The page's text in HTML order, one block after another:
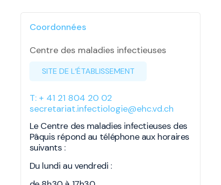
Coordonnées
Centre des maladies infectieuses
SITE DE L’ÉTABLISSEMENT
T: + 41 21 804 20 02
secretariat.infectiologie@ehc.vd.ch
Le Centre des maladies infectieuses des
Pâquis répond au téléphone aux horaires
suivants :
Du lundi au vendredi :